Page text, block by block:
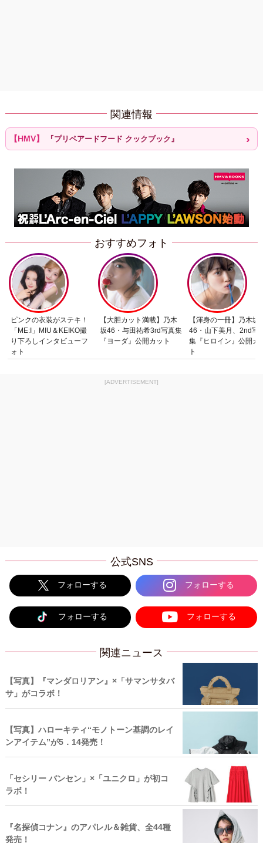
関連情報
『プリペアードフード クックブック』
おすすめフォト
ピンクの衣装がステキ！
「ME:I」MIU＆KEIKO撮
り下ろしインタビューフ
ォト
【大胆カット満載】乃木
坂46・与田祐希3rd写真集
『ヨーダ』公開カット
【渾身の一冊】乃木坂
46・山下美月、2nd写
集『ヒロイン』公開カ
ト
[ADVERTISEMENT]
公式SNS
フォローする フォローする
フォローする フォローする
関連ニュース
【写真】『マンダロリアン』×「サマンサタバ
サ」がコラボ！
【写真】ハローキティ“モノトーン基調のレイ
ンアイテム”が5．14発売！
「セシリー バンセン」×「ユニクロ」が初コ
ラボ！
『名探偵コナン』のアパレル＆雑貨、全44種
発売！